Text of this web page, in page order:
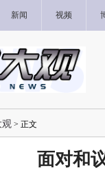
新闻 视频
> 正文
面对和